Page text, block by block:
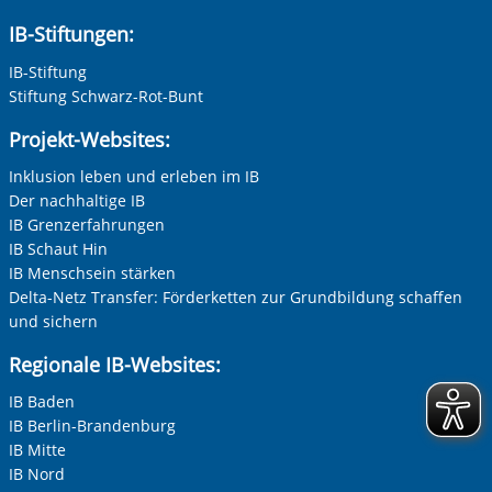
Vorherige Folie anzeigen
IB-Stiftungen:
IB-Stiftung
Stiftung Schwarz-Rot-Bunt
Projekt-Websites:
Inklusion leben und erleben im IB
Der nachhaltige IB
IB Grenzerfahrungen
IB Schaut Hin
IB Menschsein stärken
Delta-Netz Transfer: Förderketten zur Grundbildung schaffen
und sichern
Regionale IB-Websites:
IB Baden
IB Berlin-Brandenburg
IB Mitte
IB Nord